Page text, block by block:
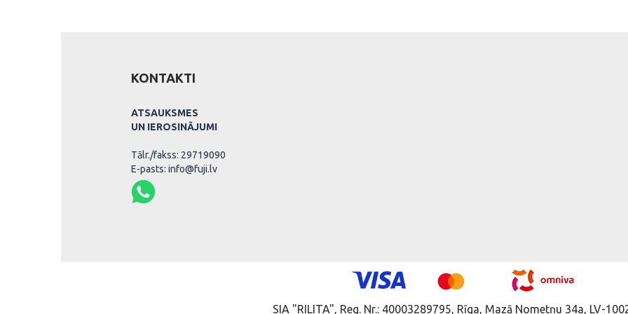
KONTAKTI
ATSAUKSMES
UN IEROSINĀJUMI
Tālr./fakss: 29719090
E-pasts: info@fuji.lv
SIA "RILITA", Reg. Nr.: 40003289795, Rīga, Mazā Nometņu 34a, LV-